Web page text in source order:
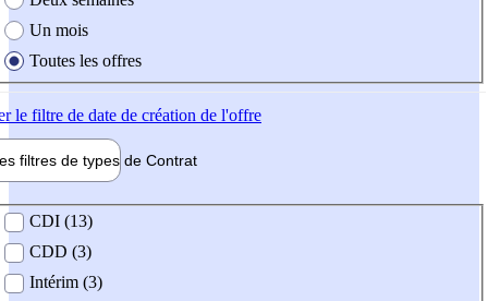
Un mois
Toutes les offres
le filtre de date de création de l'offre
filtres de types de Contrat
contrat
CDI (13)
CDD (3)
Intérim (3)